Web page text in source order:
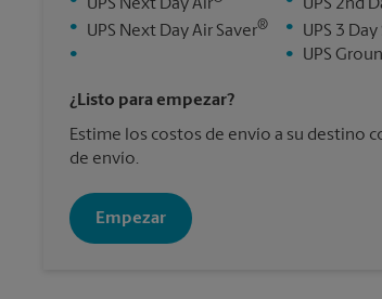
UPS Next Day Air
• UPS Next Day Air Saver®
•
UPS 2nd
• UPS 3
• UPS
¿Listo para empezar?
Estime los costos de envío a su destino
de envío.
Empezar